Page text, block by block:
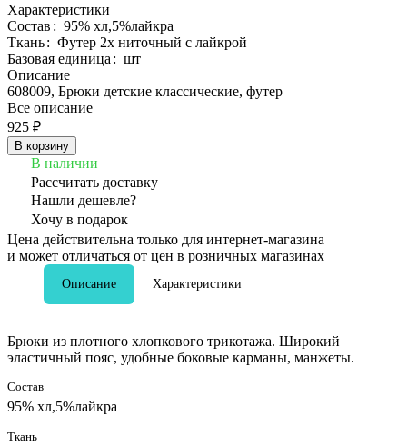
Характеристики
Состав: 95% хл,5%лайкра
Ткань: Футер 2х ниточный с лайкрой
Базовая единица: шт
Описание
608009, Брюки детские классические, футер
Все описание
925 ₽
В корзину
В наличии
Рассчитать доставку
Нашли дешевле?
Хочу в подарок
Цена действительна только для интернет-магазина
и может отличаться от цен в розничных магазинах
Описание Характеристики
Брюки из плотного хлопкового трикотажа. Широкий
эластичный пояс, удобные боковые карманы, манжеты.
Состав
95% хл,5%лайкра
Ткань